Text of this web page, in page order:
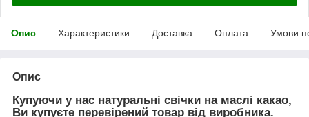
Опис Характеристики Доставка Оплата Умови
Опис
Купуючи у нас натуральні свічки на маслі какао,
Ви купуєте перевірений товар від виробника.